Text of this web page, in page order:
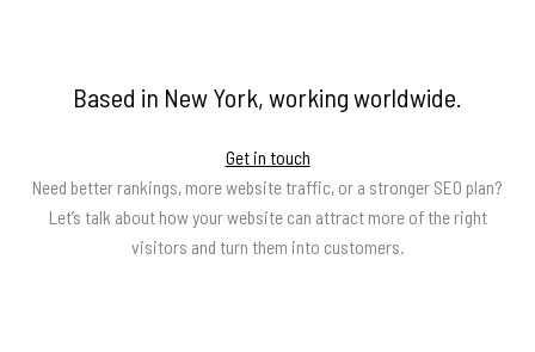
Based in New York, working worldwide.
Get in touch
Need better rankings, more website traffic, or a stronger SEO plan?
Let’s talk about how your website can attract more of the right
visitors and turn them into customers.